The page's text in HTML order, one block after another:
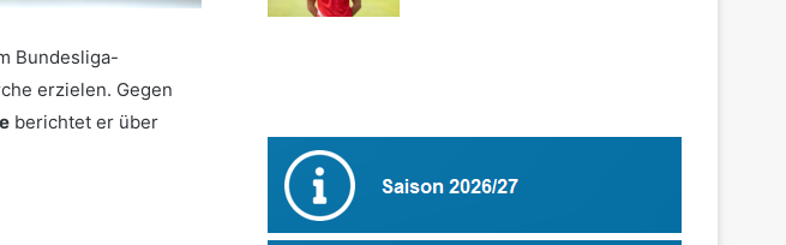
Bundesliga-
erzielen. Gegen
berichtet er über